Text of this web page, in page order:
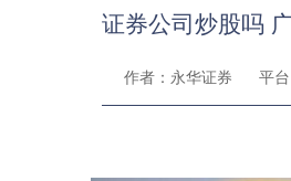
证券公司炒股吗
作者：永华证券 平